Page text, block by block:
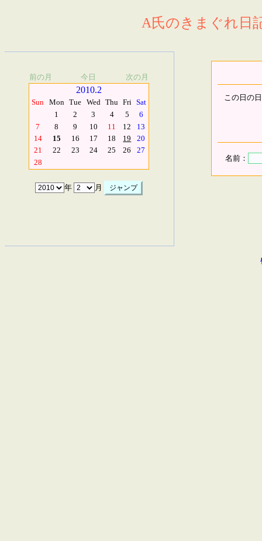
A氏のきまぐれ日
前の月 今日 次の月
2010.2
Sun Mon Tue Wed Thu Fri Sat
1
2 3 4 5
6
7
8 9 10 11 12
13
14
15 16 17 18 19
20
21
22 23 24 25 26
27
28
年 月
この日の
名前：